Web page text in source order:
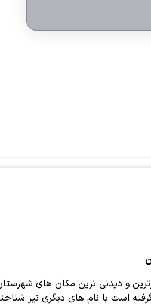
و دیدنی ترین مکان های
است با نام های دیگری نیز